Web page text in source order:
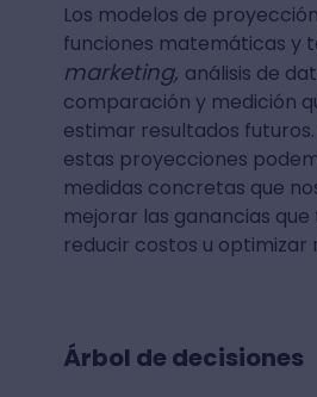
Los modelos de
funciones matemáticas y
marketing, análisis de
comparación y medición
estimar resultados
estas proyecciones
medidas concretas que
mejorar las ganancias
reducir costos u optimizar
Árbol de decisiones